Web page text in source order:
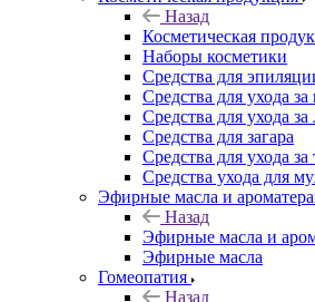
Назад
Косметическая
Наборы косметики
Средства для
Средства для ухода
Средства для ухода
Средства для загара
Средства для ухода за
Средства ухода для
Эфирные масла и
Назад
Эфирные масла и
Эфирные масла
Гомеопатия
Назад